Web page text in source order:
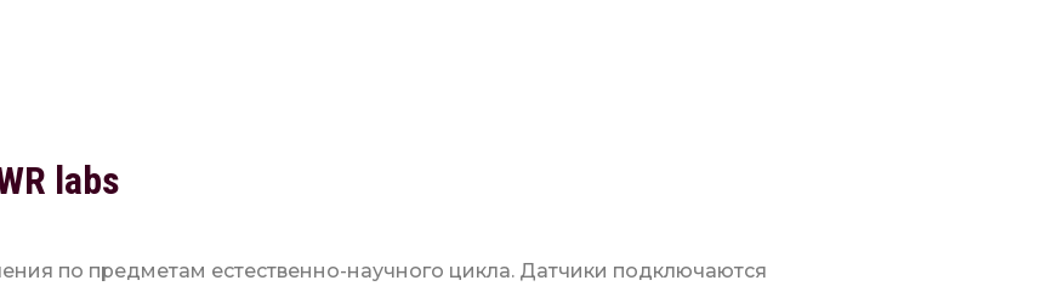
labs
по предметам естественно-научного цикла. Датчики подключаются